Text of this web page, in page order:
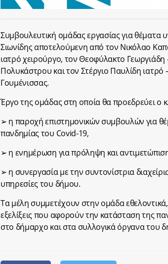
Συμβουλευτική ομάδας εργασίας για θέματα
Σιωνίδης αποτελούμενη από τον Νικόλαο
ιατρό χειρούργο, τον Θεοφύλακτο Γεωργιάδη
Πολυκάστρου και τον Στέργιο Παυλίδη
Γουμένισσας.
Έργο της ομάδας στη οποία θα προεδρεύει ο
➢ η παροχή επιστημονικών συμβουλών για
πανδημίας του Covid-19,
➢ η ενημέρωση για πρόληψη και
➢ η συνεργασία με την συντονίστρια
υπηρεσίες του δήμου.
Τα μέλη συμμετέχουν στην ομάδα
εξελίξεις που αφορούν την κατάσταση της
στο δήμαρχο και στα συλλογικά όργανα του